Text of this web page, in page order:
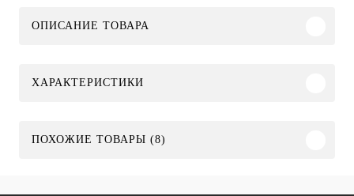
ОПИСАНИЕ ТОВАРА
ХАРАКТЕРИСТИКИ
ПОХОЖИЕ ТОВАРЫ (8)